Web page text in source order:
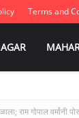
Terms and
राम गोपाल वर्मांनी